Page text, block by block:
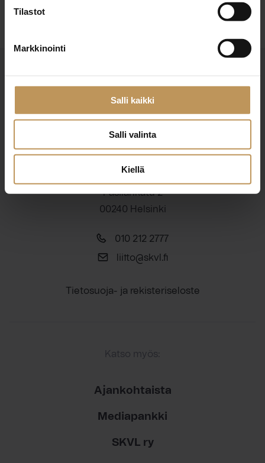
Tilastot
Markkinointi
Salli kaikki
Salli valinta
Kiellä
Suomen Kiinteistönvälittäjät ry
Finlands Fastighetsmäklare rf
Pasilankatu 2
00240 Helsinki
010 212 2777
liitto@skvl.fi
Tietosuoja- ja rekisteriseloste
Katso myös:
Ajankohtaista
Mediapankki
SKVL ry